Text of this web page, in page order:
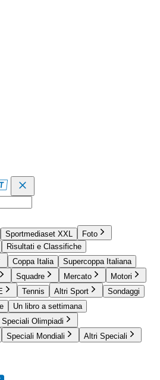
Sportmediaset XXL
Foto
Risultati e Classifiche
Coppa Italia
Supercoppa Italiana
Squadre Mercato
Motori
Tennis Altri Sport
Sondaggi
Un libro a settimana
Speciali Olimpiadi
Speciali Mondiali Altri Speciali